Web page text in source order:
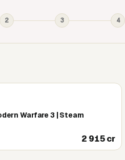
2 3 4
Warfare 3 | Steam
2 915 cr